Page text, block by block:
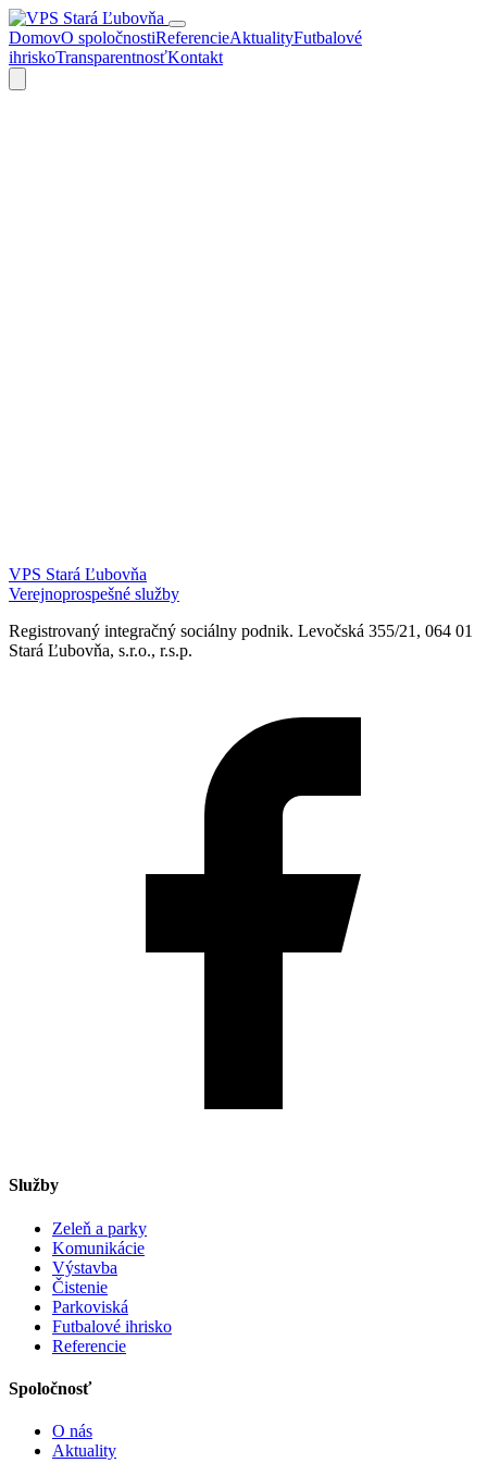
DomovO spoločnostiReferencieAktualityFutbalové
ihriskoTransparentnosťKontakt
VPS Stará Ľubovňa
Verejnoprospešné služby
Registrovaný integračný sociálny podnik. Levočská 355/21, 064 01
Stará Ľubovňa, s.r.o., r.s.p.
Služby
Zeleň a parky
Komunikácie
Výstavba
Čistenie
Parkoviská
Futbalové ihrisko
Referencie
Spoločnosť
O nás
Aktuality